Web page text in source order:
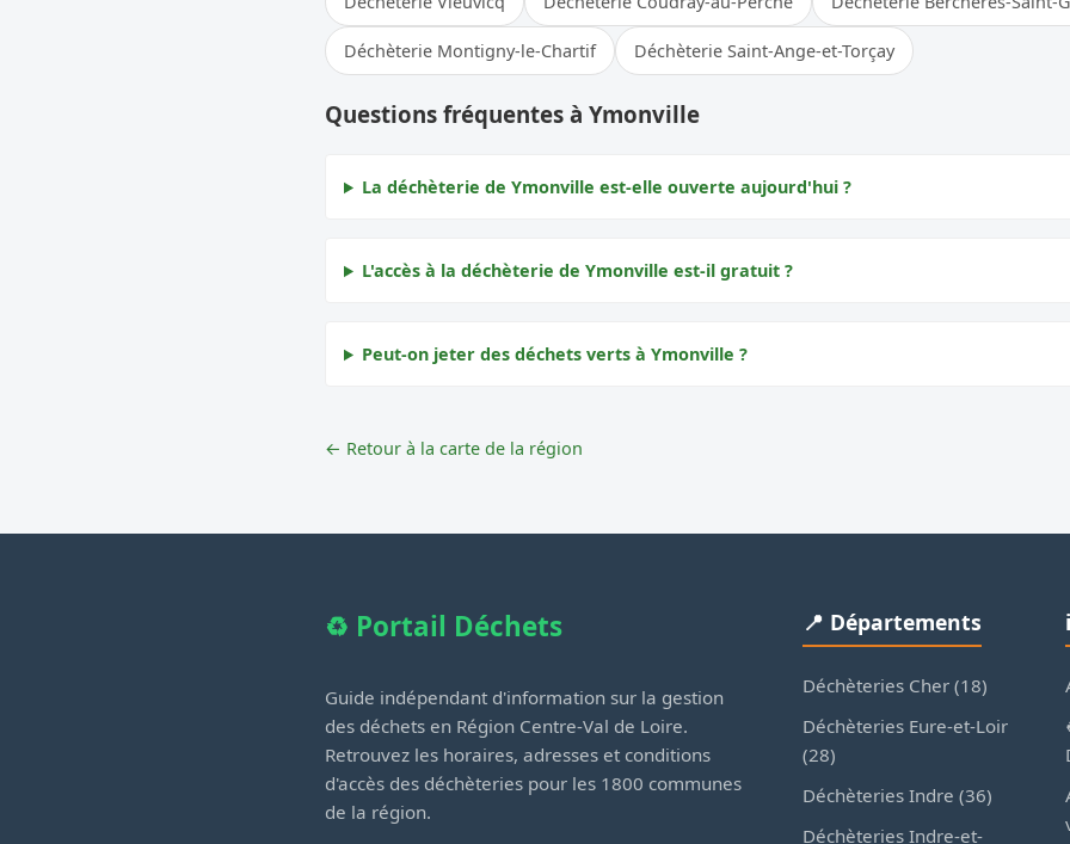
Déchèterie Montigny-le-Chartif Déchèterie Saint-Ange-et-Torçay
Questions fréquentes à Ymonville
La déchèterie de Ymonville est-elle ouverte aujourd'hui ?
L'accès à la déchèterie de Ymonville est-il gratuit ?
Peut-on jeter des déchets verts à Ymonville ?
← Retour à la carte de la région
♻️ Portail Déchets
Guide indépendant d'information sur la gestion
des déchets en Région Centre-Val de Loire.
Retrouvez les horaires, adresses et conditions
d'accès des déchèteries pour les 1800 communes
de la région.
📍 Départements
Déchèteries Cher (18)
Déchèteries Eure-et-Loir
(28)
Déchèteries Indre (36)
Déchèteries Indre-et-